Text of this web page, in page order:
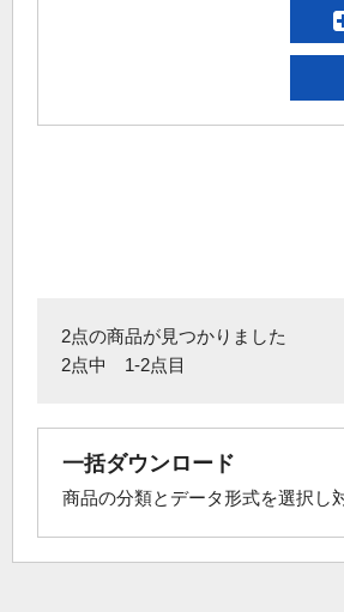
2点の商品が見つかりました
2点中 1-2点目
一括ダウンロード
商品の分類とデータ形式を選択し